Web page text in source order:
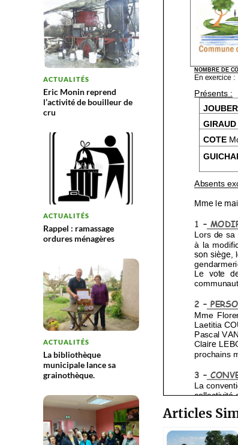
ACTUALITÉS
Eric Monin reprend
l’activité de bouilleur de
cru
ACTUALITÉS
Rappel : ramassage
ordures ménagères
ACTUALITÉS
La bibliothèque
municipale lance sa
grainothèque.
Articles